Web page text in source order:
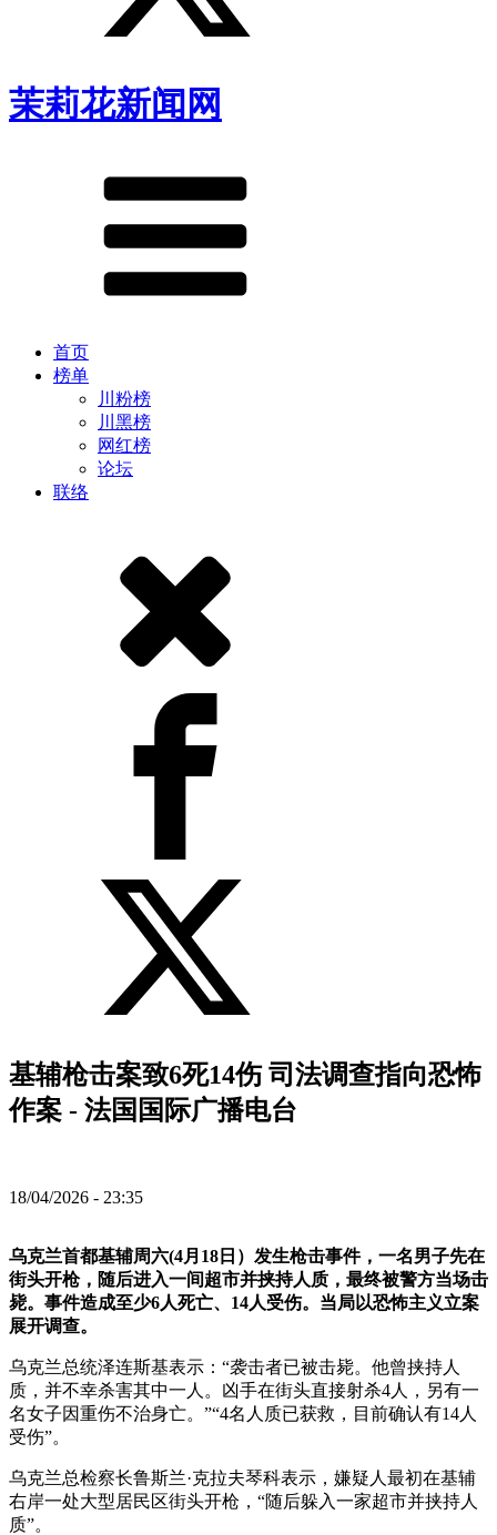
茉莉花新闻网
首页
榜单
川粉榜
川黑榜
网红榜
论坛
联络
基辅枪击案致6死14伤 司法调查指向恐怖
作案 - 法国国际广播电台
18/04/2026 - 23:35
乌克兰首都基辅周六(4月18日）发生枪击事件，一名男子先在
街头开枪，随后进入一间超市并挟持人质，最终被警方当场击
毙。事件造成至少6人死亡、14人受伤。当局以恐怖主义立案
展开调查。
乌克兰总统泽连斯基表示：“袭击者已被击毙。他曾挟持人
质，并不幸杀害其中一人。凶手在街头直接射杀4人，另有一
名女子因重伤不治身亡。”“4名人质已获救，目前确认有14人
受伤”。
乌克兰总检察长鲁斯兰·克拉夫琴科表示，嫌疑人最初在基辅
右岸一处大型居民区街头开枪，“随后躲入一家超市并挟持人
质”。